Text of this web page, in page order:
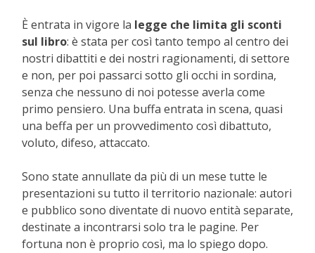
È entrata in vigore la legge che limita gli sconti
sul libro: è stata per così tanto tempo al centro dei
nostri dibattiti e dei nostri ragionamenti, di settore
e non, per poi passarci sotto gli occhi in sordina,
senza che nessuno di noi potesse averla come
primo pensiero. Una buffa entrata in scena, quasi
una beffa per un provvedimento così dibattuto,
voluto, difeso, attaccato.
Sono state annullate da più di un mese tutte le
presentazioni su tutto il territorio nazionale: autori
e pubblico sono diventate di nuovo entità separate,
destinate a incontrarsi solo tra le pagine. Per
fortuna non è proprio così, ma lo spiego dopo.